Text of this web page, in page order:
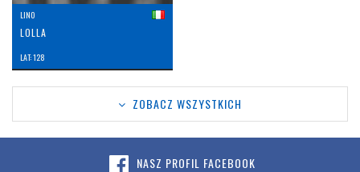
LINO
LOLLA
LAT: 128
ZOBACZ WSZYSTKICH
NASZ PROFIL FACEBOOK